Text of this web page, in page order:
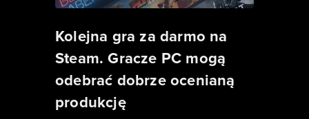
Kolejna gra za darmo na
Steam. Gracze PC mogą
odebrać dobrze ocenianą
produkcję